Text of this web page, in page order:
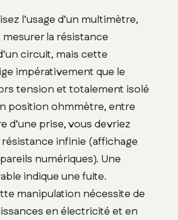
l’usage d’un multimètre,
la résistance
circuit, mais cette
impérativement que le
tension et totalement isolé
position ohmmètre, entre
d’une prise, vous devriez
infinie (affichage
numériques). Une
indique une fuite.
manipulation nécessite de
en électricité et en